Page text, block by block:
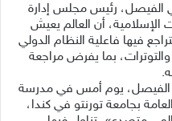
الفيصل، رئيس مجلس إدارة
أن العالم يعيش
فيها فاعلية النظام الدولي
والتوترات، بما يفرض مراجعة
الفيصل، يوم أمس في مدرسة
بجامعة تورنتو في كندا،